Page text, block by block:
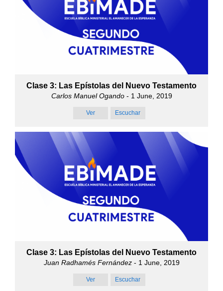
Clase 3: Las Epístolas del Nuevo Testamento
Carlos Manuel Ogando- 1 June, 2019
Ver Escuchar
Clase 3: Las Epístolas del Nuevo Testamento
Juan Radhamés Fernández- 1 June, 2019
Ver Escuchar